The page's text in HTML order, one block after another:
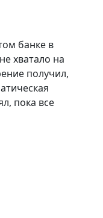
банке в
хватало на
получил,
пока все